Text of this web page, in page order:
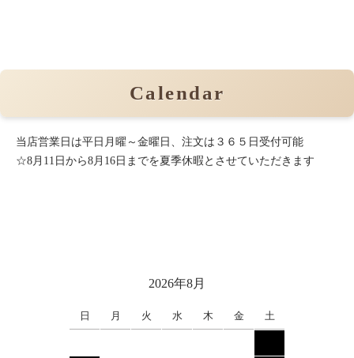
Calendar
当店営業日は平日月曜～金曜日、注文は３６５日受付可能
☆8月11日から8月16日までを夏季休暇とさせていただきます
2026年8月
日 月 火 水 木 金 土